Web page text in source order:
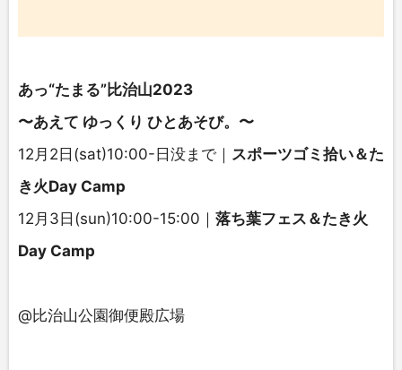
あっ“たまる”比治山2023
〜あえて ゆっくり ひとあそび。〜
12月2日(sat)10:00-日没まで｜ スポーツゴミ拾い＆た
き火Day Camp
12月3日(sun)10:00-15:00｜ 落ち葉フェス＆たき火
Day Camp
@比治山公園御便殿広場